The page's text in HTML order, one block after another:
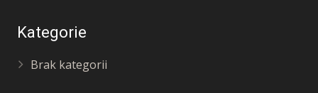
Kategorie
Brak kategorii